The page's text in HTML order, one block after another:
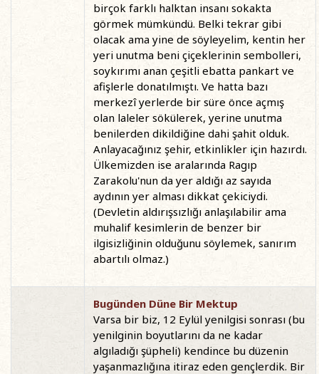
birçok farklı halktan insanı sokakta
görmek mümkündü. Belki tekrar gibi
olacak ama yine de söyleyelim, kentin her
yeri unutma beni çiçeklerinin sembolleri,
soykırımı anan çeşitli ebatta pankart ve
afişlerle donatılmıştı. Ve hatta bazı
merkezî yerlerde bir süre önce açmış
olan laleler sökülerek, yerine unutma
benilerden dikildiğine dahi şahit olduk.
Anlayacağınız şehir, etkinlikler için hazırdı.
Ülkemizden ise aralarında Ragıp
Zarakolu'nun da yer aldığı az sayıda
aydının yer alması dikkat çekiciydi.
(Devletin aldırışsızlığı anlaşılabilir ama
muhalif kesimlerin de benzer bir
ilgisizliğinin olduğunu söylemek, sanırım
abartılı olmaz.)
Bugünden Düne Bir Mektup
Varsa bir biz, 12 Eylül yenilgisi sonrası (bu
yenilginin boyutlarını da ne kadar
algıladığı şüpheli) kendince bu düzenin
yaşanmazlığına itiraz eden gençlerdik. Bir